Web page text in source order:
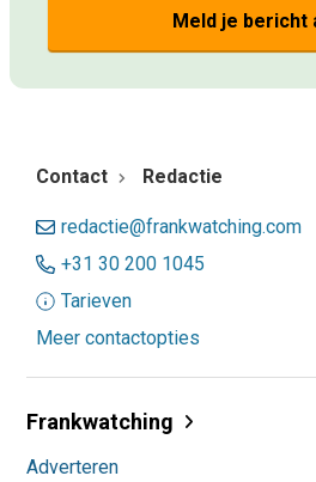
Meld je bericht
Contact Redactie
redactie@frankwatching.com
+31 30 200 1045
Tarieven
Meer contactopties
Frankwatching
Adverteren